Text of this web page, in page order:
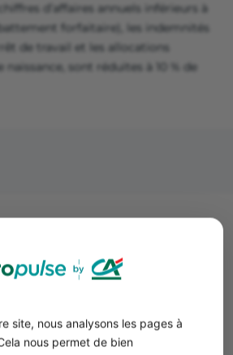
site, nous analysons les pages à
nous permet de bien
d’affaires annuels inférieurs à
forfaitaire), les indemnités
de travail et les allocations
naissance, sont réduites à 10 % de
éviter la
consécutifs), se verra êtreradié par
lui enverra donc un courrier pour